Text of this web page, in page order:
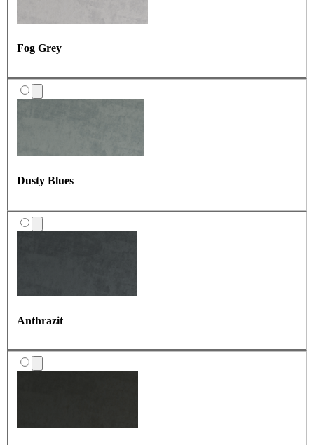
Ash
Lavender
Rock Grey
Charcoal frost
Muddy Brown
Fog Grey
Dusty Blues
Anthrazit